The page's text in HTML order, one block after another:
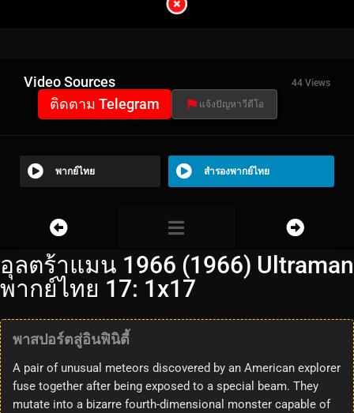
Video Sources 44 Views
ติดตาม Telegram แจ้งปัญหาวีดีโอ
พากย์ไทย สำรองพากย์ไทย
อุลตร้าแมน 1966 (1966) Ultraman
พากย์ไทย 17: 1x17
พาสปอร์ตสู่อินฟินิตี้
A pair of unusual meteors discovered by an American explorer
fuse together after being exposed to a special beam. They
mutate into a bizarre fourth-dimensional monster capable of